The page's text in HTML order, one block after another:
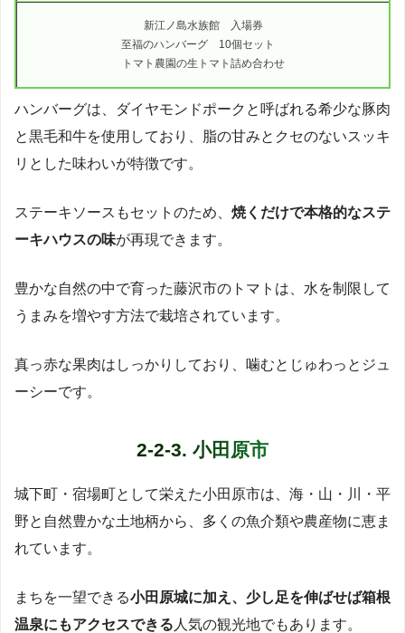
新江ノ島水族館 入場券
至福のハンバーグ 10個セット
トマト農園の生トマト詰め合わせ
ハンバーグは、ダイヤモンドポークと呼ばれる希少な豚肉
と黒毛和牛を使用しており、脂の甘みとクセのないスッキ
リとした味わいが特徴です。
ステーキソースもセットのため、 焼くだけで本格的なステ
ーキハウスの味が再現できます。
豊かな自然の中で育った藤沢市のトマトは、水を制限して
うまみを増やす方法で栽培されています。
真っ赤な果肉はしっかりしており、噛むとじゅわっとジュ
ーシーです。
2-2-3. 小田原市
城下町・宿場町として栄えた小田原市は、海・山・川・平
野と自然豊かな土地柄から、多くの魚介類や農産物に恵ま
れています。
まちを一望できる小田原城に加え、少し足を伸ばせば箱根
温泉にもアクセスできる 人気の観光地でもあります。